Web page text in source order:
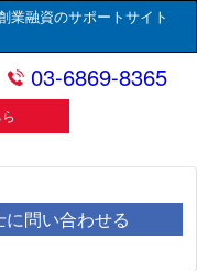
業融資のサポートサイト
03-6869-8365
に問い合わせる